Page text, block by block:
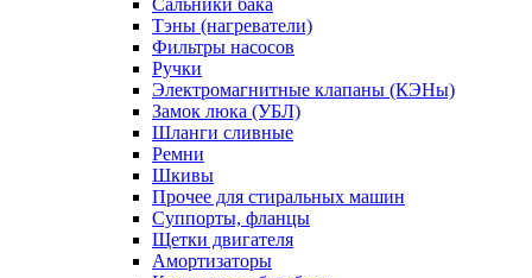
Сальники бака
Тэны (нагреватели)
Фильтры насосов
Ручки
Электромагнитные клапаны (КЭНы)
Замок люка (УБЛ)
Шланги сливные
Ремни
Шкивы
Прочее для стиральных машин
Суппорты, фланцы
Щетки двигателя
Амортизаторы